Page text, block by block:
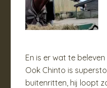
En is er wat te beleven
Ook Chinto is
buitenritten, hij loopt